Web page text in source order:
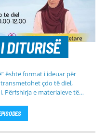
DITURISË
është format i ideuar për
çdo të diel,
janë pikësynimi kryesor i
komunikojmë së bashku me